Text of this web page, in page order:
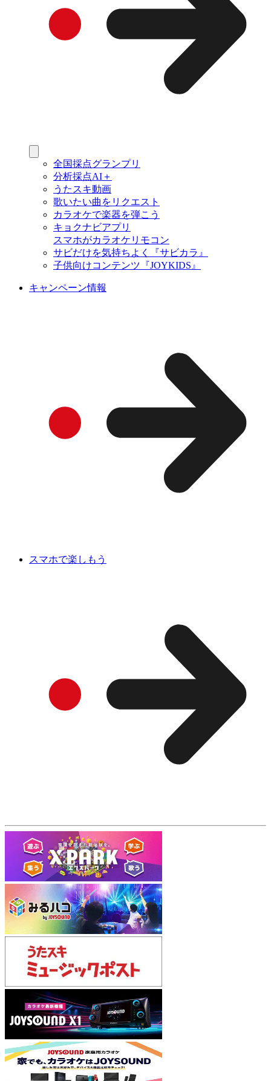
全国採点グランプリ
分析採点AI＋
うたスキ動画
歌いたい曲をリクエスト
カラオケで楽器を弾こう
キョクナビアプリ
スマホがカラオケリモコン
サビだけを気持ちよく『サビカラ』
子供向けコンテンツ『JOYKIDS』
キャンペーン情報
スマホで楽しもう